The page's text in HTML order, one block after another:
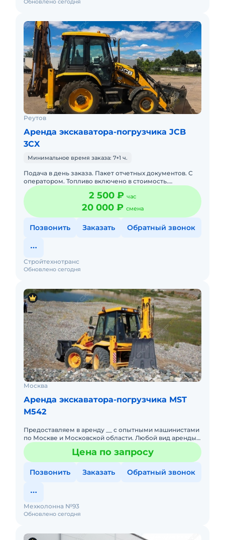
Реутов
Аренда экскаватора-погрузчика JCB
3CX
Минимальное время заказа: 7+1 ч.
Подача в день заказа. Пакет отчетных документов. С
оператором. Топливо включено в стоимость.
Долгосрочная аренда. Краткосрочная аренда. Техника
с малой наработк
2 500 ₽ час
20 000 ₽ смена
Позвонить Заказать Обратный звонок
Обновлено сегодня
Стройтехнотранс
Москва
Аренда экскаватора-погрузчика MST
M542
Предоставляем в аренду __ с опытными машинистами
по Москве и Московской области. Любой вид аренды.
Долгосрочный, краткосрочный (почасовой,
посменный). При долгоЦена по запросу
Позвонить Заказать Обратный звонок
Обновлено сегодня
Мехколонна №93